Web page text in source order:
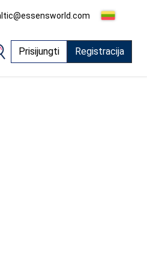
Prisijungti Registracija